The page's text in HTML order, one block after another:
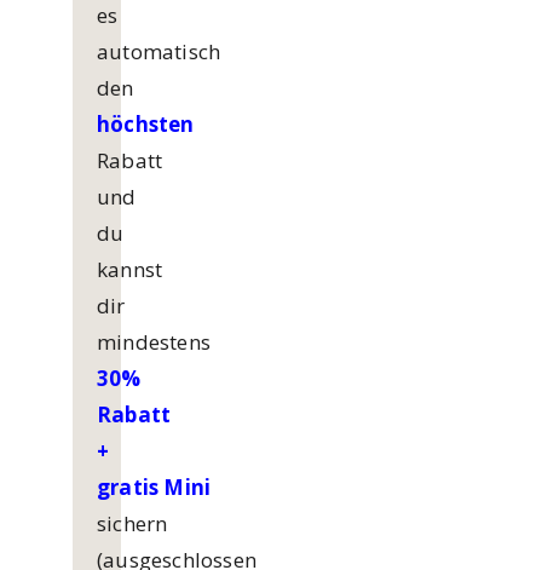
es
automatisch
den
höchsten
Rabatt
und
du
kannst
dir
mindestens
30%
Rabatt
+
gratis Mini
sichern
(ausgeschlossen